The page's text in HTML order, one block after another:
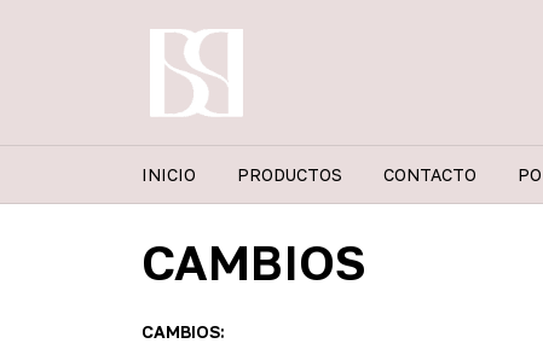
INICIO PRODUCTOS CONTACTO
CAMBIOS
CAMBIOS: